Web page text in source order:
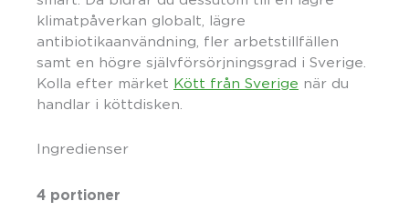
klimatpåverkan globalt, lägre
antibiotikaanvändning, fler arbetstillfällen
samt en högre självförsörjningsgrad i Sverige.
Kolla efter märket Kött från Sverige när du
handlar i köttdisken.
Ingredienser
4 portioner